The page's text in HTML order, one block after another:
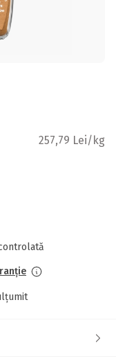
257,79 Lei/kg